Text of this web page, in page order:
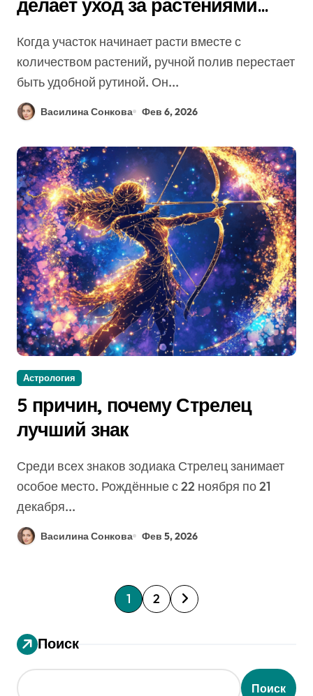
делает уход за растениями
Когда участок начинает расти вместе с
количеством растений, ручной полив перестает
быть удобной рутиной. Он...
Василина Сонкова Фев 6, 2026
Астрология
5 причин, почему Стрелец
лучший знак
Среди всех знаков зодиака Стрелец занимает
особое место. Рождённые с 22 ноября по 21
декабря...
Василина Сонкова Фев 5, 2026
П1 2
Поиск
Поиск